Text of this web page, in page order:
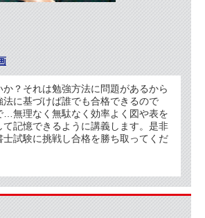
か？それは勉強方法に問題があるから
法に基づけば誰でも合格できるので
…無理なく無駄なく効率よく図や表を
て記憶できるように講義します。是非
士試験に挑戦し合格を勝ち取ってくだ